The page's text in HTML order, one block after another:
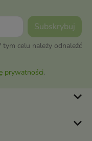
celu należy odnaleźć
prywatności.
keyboard_arrow_down
keyboard_arrow_down